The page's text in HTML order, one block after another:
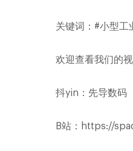
关键词：#小型工
欢迎查看我们的视
抖yin：先导数码
B站：https://